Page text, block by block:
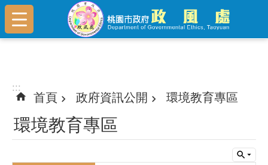
跳到主要內容區塊
:::
:::
首頁 政府資訊公開 環境教育專區
環境教育專區